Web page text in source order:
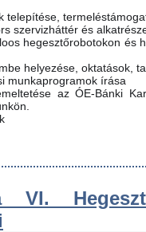
telepítése,
szervizháttér és
hegesztőrobotokon és
helyezése, oktatások,
munkaprogramok írása
az ÓE-Bánki
VI.